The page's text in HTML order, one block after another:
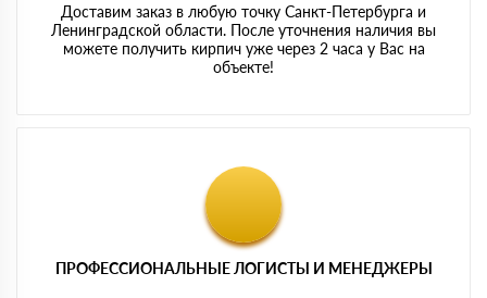
Доставим заказ в любую точку Санкт-Петербурга и
Ленинградской области. После уточнения наличия вы
можете получить кирпич уже через 2 часа у Вас на
объекте!
ПРОФЕССИОНАЛЬНЫЕ ЛОГИСТЫ И МЕНЕДЖЕРЫ